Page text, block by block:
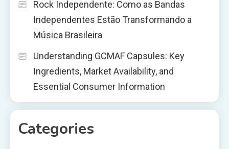
Rock Independente: Como as Bandas
Independentes Estão Transformando a
Música Brasileira
Understanding GCMAF Capsules: Key
Ingredients, Market Availability, and
Essential Consumer Information
Categories